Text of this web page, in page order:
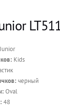
Kids
черный
Oval
48